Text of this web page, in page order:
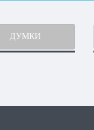
ДУМКИ